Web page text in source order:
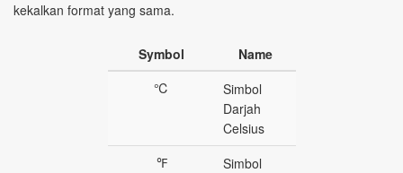
kekalkan format yang sama.
Symbol
Name
℃
Simbol
Darjah
Celsius
℉
Simbol